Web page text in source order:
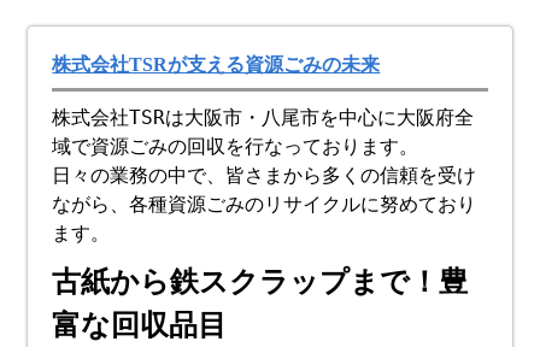
株式会社TSRが支える資源ごみの未来
株式会社TSRは大阪市・八尾市を中心に大阪府全
域で資源ごみの回収を行なっております。
日々の業務の中で、皆さまから多くの信頼を受け
ながら、各種資源ごみのリサイクルに努めており
ます。
古紙から鉄スクラップまで！豊
富な回収品目